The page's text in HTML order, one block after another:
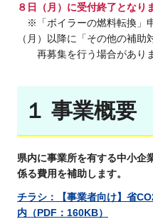
８日（月）に受付終了となり
※「ボイラーの燃料転換」
（月）以降に「その他の補助
再募集を行う場合がありま
１ 事業概要
県内に事業所を有する中小企
係る費用を補助します。
チラシ：【事業者向け】省
内（PDF：160KB）